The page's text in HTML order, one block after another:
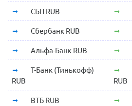
СБП RUB
Сбербанк RUB
Альфа-Банк RUB
Т-Банк (Тинькофф)
RUB
RUB
ВТБ RUB